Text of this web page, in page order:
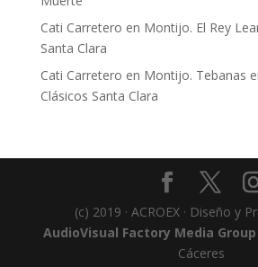
Cati Carretero en Montijo. El Rey
Santa Clara
Cati Carretero en Montijo. Tebanas
Clásicos Santa Clara
(c) 2019 · ACROEX · Diseño y
AudioVisual Factory Media
Cáceres